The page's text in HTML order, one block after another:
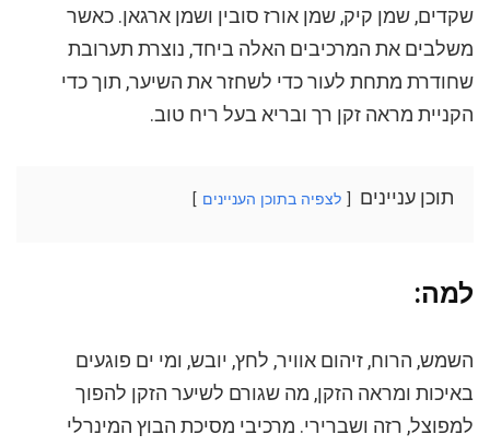
שקדים, שמן קיק, שמן אורז סובין ושמן ארגאן. כאשר
משלבים את המרכיבים האלה ביחד, נוצרת תערובת
שחודרת מתחת לעור כדי לשחזר את השיער, תוך כדי
הקניית מראה זקן רך ובריא בעל ריח טוב.
תוכן עניינים לצפיה בתוכן העניינים
למה:
השמש, הרוח, זיהום אוויר, לחץ, יובש, ומי ים פוגעים
באיכות ומראה הזקן, מה שגורם לשיער הזקן להפוך
למפוצל, רזה ושברירי. מרכיבי מסיכת הבוץ המינרלי